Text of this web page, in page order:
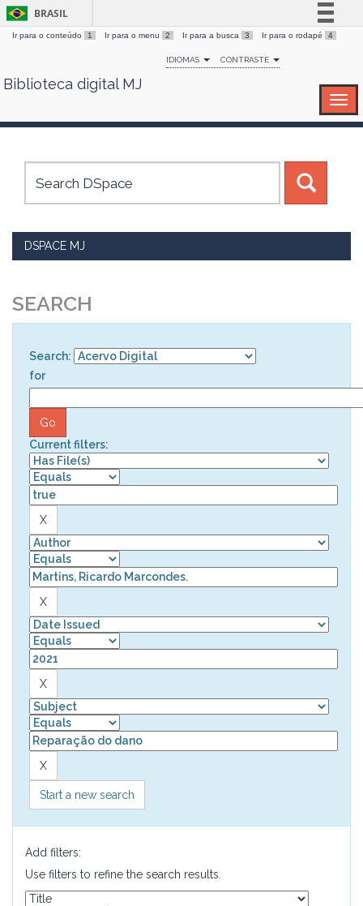
Skip
BRASIL
Simplifique!
Comunica BR
Canais
Ir para o conteúdo 1 Ir para o menu 2 Ir para a busca 3 Ir para o rodapé 4
IDIOMAS CONTRASTE
Biblioteca digital MJ
DSPACE MJ
SEARCH
Search:
for
Current filters:
Start a new search
Add filters:
Use filters to refine the search results.